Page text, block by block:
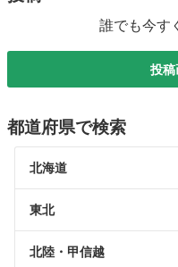
誰でも今す
投稿
都道府県で検索
北海道
東北
北陸・甲信越